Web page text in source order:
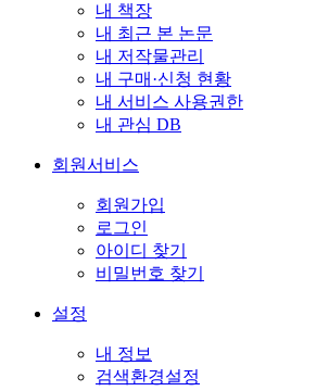
내 책장
내 최근 본 논문
내 저작물관리
내 구매·신청 현황
내 서비스 사용권한
내 관심 DB
회원서비스
회원가입
로그인
아이디 찾기
비밀번호 찾기
설정
내 정보
검색환경설정